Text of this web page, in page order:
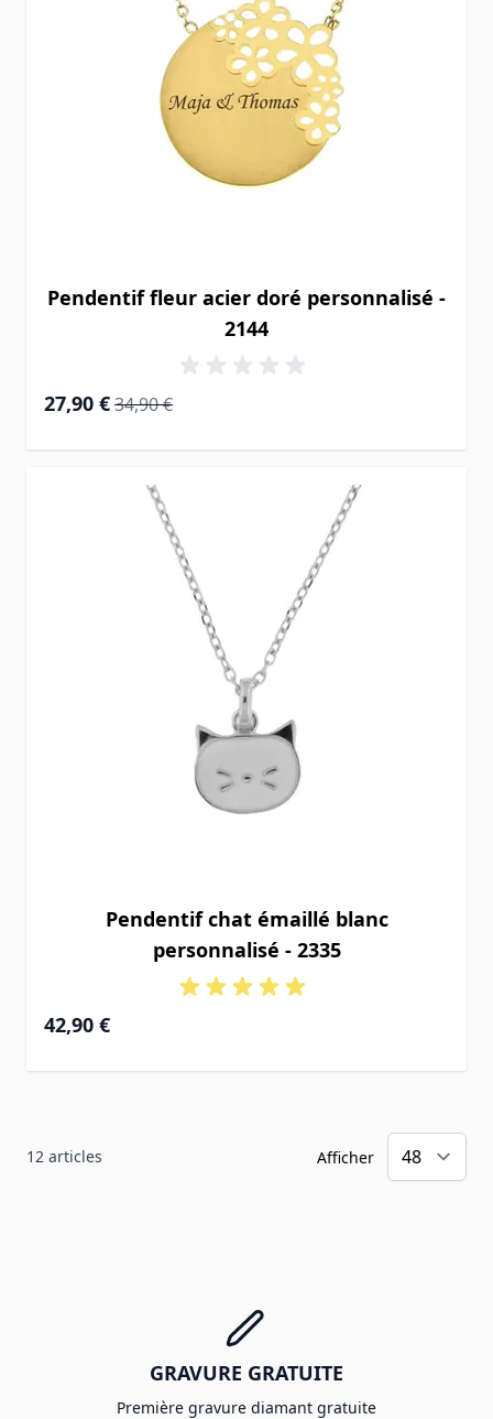
Pendentif fleur acier doré personnalisé -
2144
Prix Spécial
27,90 € Prix normal
34,90 €
Pendentif chat émaillé blanc
personnalisé - 2335
42,90 €
12 articles Afficher
GRAVURE GRATUITE
Première gravure diamant gratuite